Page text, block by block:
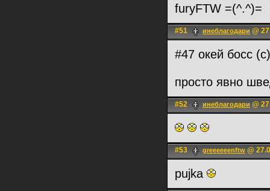
furyFTW =(^.^)=
#51 инеблагодари @
#47 окей босс (с)
просто явно
#52 инеблагодари @
#53 greeeeeenftw @
pujka